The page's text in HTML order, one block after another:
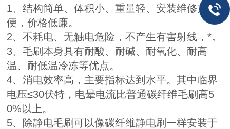
1、结构简单、体积小、重量轻、安装维修方
便，价格低廉。
2、不耗电、无触电危险，不产生有害射线，*。
3、毛刷本身具有耐酸、耐碱、耐氧化、耐高
温、耐低温冷冻等优点。
4、消电效率高，主要指标达到水平。其中临界
电压≤30伏特，电晕电流比普通碳纤维毛刷高5
0%以上。
5、除静电毛刷可以像碳纤维静电刷一样安装于